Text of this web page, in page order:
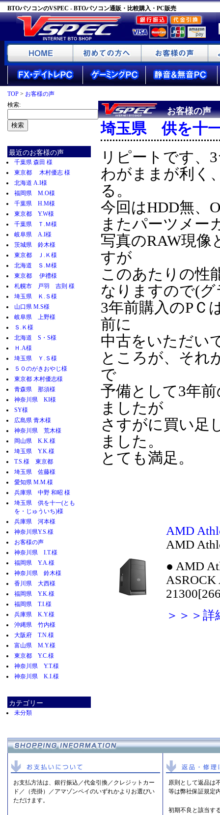
BTOパソコンのVSPEC - BTOパソコン通販・比較購入・PC販売
TOP > お客様の声
検索:
最近のお客様の声
千葉県 森田 様
東京都 木村優志 様
北海道 A.I様
福岡県 M.O様
千葉県 H.M様
東京都 Y.W様
千葉県 Ｔ.Ｍ様
岐阜県 A.I様
茨城県 鈴木様
東京都 Ｊ.Ｋ様
北海道 Ｓ.Ｍ様
東京都 伊禮様
札幌市 戸羽 吉則 様
埼玉県 Ｋ.Ｓ様
山口県 M.S様
岐阜県 上野様
Ｓ.Ｋ様
北海道 S・S様
Ｈ.A様
埼玉県 Ｙ.Ｓ様
５０のがきおやじ様
東京都 木村優志様
青森県 那須様
神奈川県 KI様
SY様
広島県 青木様
神奈川県 荒木様
岡山県 K.K.様
埼玉県 Y.K.様
T.S.様 東京都
埼玉県 佐藤様
愛知県 M.M.様
兵庫県 中野 和昭 様
埼玉県 供を十一(とも
を・じゅういち)様
兵庫県 河本様
神奈川県Y.S.様
お客様の声
神奈川県 I.T.様
福岡県 Y.A.様
神奈川県 鈴木様
香川県 大西様
福岡県 Y.K.様
福岡県 T.I.様
兵庫県 K.Y.様
沖縄県 竹内様
大阪府 T.N.様
富山県 M.Y.様
東京都 Y.C.様
神奈川県 Y.T.様
神奈川県 K.I.様
カテゴリー
未分類
お客様の声
埼玉県 供を十
リピートです、
わがままが利く
る。
今回はHDD無、
またパーツメー
写真のRAW現
すが
このあたりの性
なりますので(
3年前購入のPＣ
前に
中古をいただい
ところが、それ
で
予備として3年
ましたが
さすがに買い足
ました。
とても満足。
AMD
AMD
● AMD
＞＞＞
お支払方法は、銀行振込／代金引換／クレジットカー
ド／（売掛）／アマゾンペイのいずれかよりお選びい
ただけます。
原則として返品は
等は弊社保証規定
初期不良と該当す